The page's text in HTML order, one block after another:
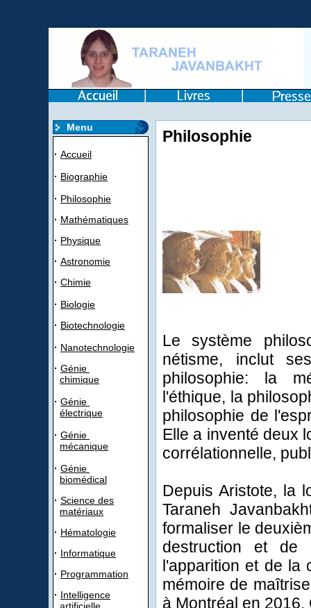
Menu
· Accueil
· Biographie
· Philosophie
· Mathématiques
· Physique
· Astronomie
· Chimie
· Biologie
· Biotechnologie
· Nanotechnologie
· Génie
chimique
· Génie
électrique
· Génie
mécanique
· Génie
biomédical
· Science des
matériaux
· Hématologie
· Informatique
· Programmation
· Intelligence
Philosophie
Le système
nétisme, inclut
philosophie: la
l'éthique, la
philosophie de
Elle a inventé deux
corrélationnelle,
Depuis Aristote, la
Taraneh
formaliser le
destruction et
l'apparition et de la
mémoire de
à Montréal en